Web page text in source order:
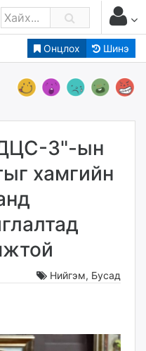
Онцлох Шинэ
3"-ын
хамгийн
Нийгэм, Бусад